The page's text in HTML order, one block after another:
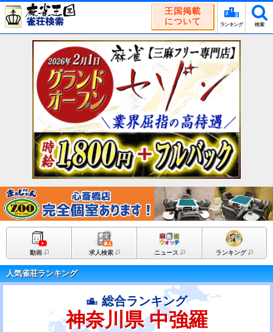
王国掲載
について
ランキング 検索
動画 求人検索 ニュース ランキング
人気雀荘ランキング
総合ランキング
神奈川県 中強羅